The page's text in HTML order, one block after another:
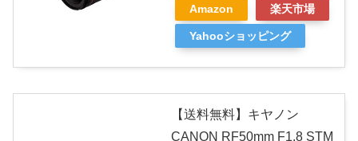
Amazon 楽天市場
Yahooショッピング
【送料無料】キヤノン
CANON RF50mm F1.8 STM